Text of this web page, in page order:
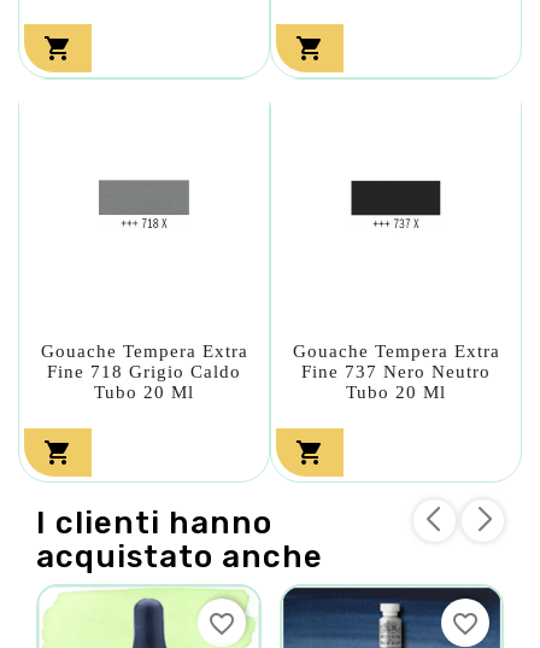
 
Gouache Tempera Extra
Fine 718 Grigio Caldo
Tubo 20 Ml

Gouache Tempera Extra
Fine 737 Nero Neutro
Tubo 20 Ml

I clienti hanno
acquistato anche
favorite_border favorite_border